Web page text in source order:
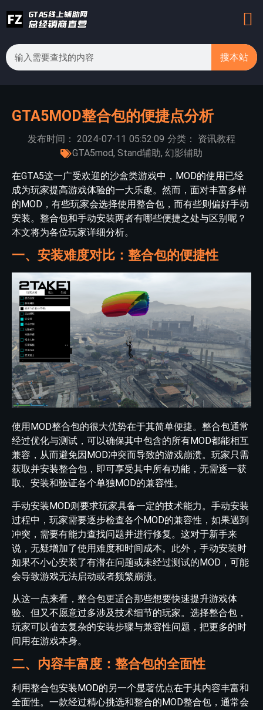
搜本站
GTA5MOD整合包的便捷点分析
发布时间： 2024-07-11 05:52:09 分类：
资讯教程
GTA5mod, Stand辅助, 幻影辅助
在GTA5这一广受欢迎的沙盒类游戏中，MOD的使用已经
成为玩家提高游戏体验的一大乐趣。然而，面对丰富多样
的MOD，有些玩家会选择使用整合包，而有些则偏好手动
安装。整合包和手动安装两者有哪些便捷之处与区别呢？
本文将为各位玩家详细分析。
一、安装难度对比：整合包的便捷性
使用MOD整合包的很大优势在于其简单便捷。整合包通常
经过优化与测试，可以确保其中包含的所有MOD都能相互
兼容，从而避免因MOD冲突而导致的游戏崩溃。玩家只需
获取并安装整合包，即可享受其中所有功能，无需逐一获
取、安装和验证各个单独MOD的兼容性。
手动安装MOD则要求玩家具备一定的技术能力。手动安装
过程中，玩家需要逐步检查各个MOD的兼容性，如果遇到
冲突，需要有能力查找问题并进行修复。这对于新手来
说，无疑增加了使用难度和时间成本。此外，手动安装时
如果不小心安装了有潜在问题或未经过测试的MOD，可能
会导致游戏无法启动或者频繁崩溃。
从这一点来看，整合包更适合那些想要快速提升游戏体
验、但又不愿意过多涉及技术细节的玩家。选择整合包，
玩家可以省去复杂的安装步骤与兼容性问题，把更多的时
间用在游戏本身。
二、内容丰富度：整合包的全面性
利用整合包安装MOD的另一个显著优点在于其内容丰富和
全面性。一款经过精心挑选和整合的MOD整合包，通常会